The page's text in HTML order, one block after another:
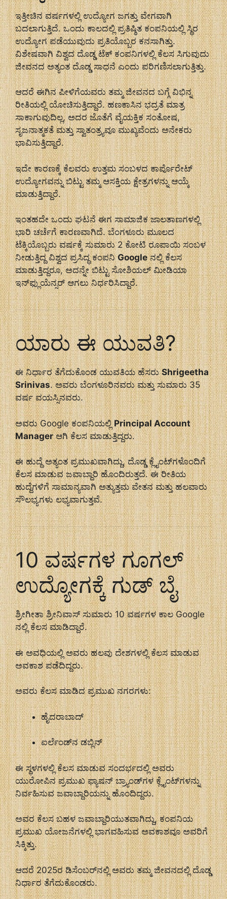
ಇತ್ತೀಚಿನ ವರ್ಷಗಳಲ್ಲಿ ಉದ್ಯೋಗ ಜಗತ್ತು ವೇಗವಾಗಿ
ಬದಲಾಗುತ್ತಿದೆ. ಒಂದು ಕಾಲದಲ್ಲಿ ಪ್ರತಿಷ್ಠಿತ ಕಂಪನಿಯಲ್ಲಿ ಸ್ಥಿರ
ಉದ್ಯೋಗ ಪಡೆಯುವುದು ಪ್ರತಿಯೊಬ್ಬರ ಕನಸಾಗಿತ್ತು.
ವಿಶೇಷವಾಗಿ ವಿಶ್ವದ ದೊಡ್ಡ ಟೆಕ್ ಕಂಪನಿಗಳಲ್ಲಿ ಕೆಲಸ ಸಿಗುವುದು
ಜೀವನದ ಅತ್ಯಂತ ದೊಡ್ಡ ಸಾಧನೆ ಎಂದು ಪರಿಗಣಿಸಲಾಗುತ್ತಿತ್ತು.
ಆದರೆ ಈಗಿನ ಪೀಳಿಗೆಯವರು ತಮ್ಮ ಜೀವನದ ಬಗ್ಗೆ ವಿಭಿನ್ನ
ರೀತಿಯಲ್ಲಿ ಯೋಚಿಸುತ್ತಿದ್ದಾರೆ. ಹಣಕಾಸಿನ ಭದ್ರತೆ ಮಾತ್ರ
ಸಾಕಾಗುವುದಿಲ್ಲ, ಅದರ ಜೊತೆಗೆ ವೈಯಕ್ತಿಕ ಸಂತೋಷ,
ಸೃಜನಾತ್ಮಕತೆ ಮತ್ತು ಸ್ವಾತಂತ್ರ್ಯವೂ ಮುಖ್ಯವೆಂದು ಅನೇಕರು
ಭಾವಿಸುತ್ತಿದ್ದಾರೆ.
ಇದೇ ಕಾರಣಕ್ಕೆ ಕೆಲವರು ಉತ್ತಮ ಸಂಬಳದ ಕಾರ್ಪೊರೇಟ್
ಉದ್ಯೋಗವನ್ನು ಬಿಟ್ಟು ತಮ್ಮ ಆಸಕ್ತಿಯ ಕ್ಷೇತ್ರಗಳನ್ನು ಆಯ್ಕೆ
ಮಾಡುತ್ತಿದ್ದಾರೆ.
ಇಂತಹದೇ ಒಂದು ಘಟನೆ ಈಗ ಸಾಮಾಜಿಕ ಜಾಲತಾಣಗಳಲ್ಲಿ
ಭಾರಿ ಚರ್ಚೆಗೆ ಕಾರಣವಾಗಿದೆ. ಬೆಂಗಳೂರು ಮೂಲದ
ಟೆಕ್ಕಿಯೊಬ್ಬರು ವರ್ಷಕ್ಕೆ ಸುಮಾರು 2 ಕೋಟಿ ರೂಪಾಯಿ ಸಂಬಳ
ನೀಡುತ್ತಿದ್ದ ವಿಶ್ವದ ಪ್ರಸಿದ್ಧ ಕಂಪನಿGoogleನಲ್ಲಿ ಕೆಲಸ
ಮಾಡುತ್ತಿದ್ದರೂ, ಅದನ್ನೇ ಬಿಟ್ಟು ಸೋಶಿಯಲ್ ಮೀಡಿಯಾ
ಇನ್‌ಫ್ಲುಯೆನ್ಸರ್ ಆಗಲು ನಿರ್ಧರಿಸಿದ್ದಾರೆ.
ಯಾರು ಈ ಯುವತಿ?
ಈ ನಿರ್ಧಾರ ತೆಗೆದುಕೊಂಡ ಯುವತಿಯ ಹೆಸರುShrigeetha
Srinivas. ಅವರು ಬೆಂಗಳೂರಿನವರು ಮತ್ತು ಸುಮಾರು 35
ವರ್ಷ ವಯಸ್ಸಿನವರು.
ಅವರು Google ಕಂಪನಿಯಲ್ಲಿPrincipal Account
Managerಆಗಿ ಕೆಲಸ ಮಾಡುತ್ತಿದ್ದರು.
ಈ ಹುದ್ದೆ ಅತ್ಯಂತ ಪ್ರಮುಖವಾಗಿದ್ದು, ದೊಡ್ಡ ಕ್ಲೈಂಟ್‌ಗಳೊಂದಿಗೆ
ಕೆಲಸ ಮಾಡುವ ಜವಾಬ್ದಾರಿ ಹೊಂದಿರುತ್ತದೆ. ಈ ರೀತಿಯ
ಹುದ್ದೆಗಳಿಗೆ ಸಾಮಾನ್ಯವಾಗಿ ಅತ್ಯುತ್ತಮ ವೇತನ ಮತ್ತು ಹಲವಾರು
ಸೌಲಭ್ಯಗಳು ಲಭ್ಯವಾಗುತ್ತವೆ.
10 ವರ್ಷಗಳ ಗೂಗಲ್
ಉದ್ಯೋಗಕ್ಕೆ ಗುಡ್ ಬೈ
ಶ್ರೀಗೀತಾ ಶ್ರೀನಿವಾಸ್ ಸುಮಾರು 10 ವರ್ಷಗಳ ಕಾಲ Google
ನಲ್ಲಿ ಕೆಲಸ ಮಾಡಿದ್ದಾರೆ.
ಈ ಅವಧಿಯಲ್ಲಿ ಅವರು ಹಲವು ದೇಶಗಳಲ್ಲಿ ಕೆಲಸ ಮಾಡುವ
ಅವಕಾಶ ಪಡೆದಿದ್ದರು.
ಅವರು ಕೆಲಸ ಮಾಡಿದ ಪ್ರಮುಖ ನಗರಗಳು:
ಹೈದರಾಬಾದ್
ಐರ್ಲೆಂಡ್‌ನ ಡಬ್ಲಿನ್
ಈ ಸ್ಥಳಗಳಲ್ಲಿ ಕೆಲಸ ಮಾಡುವ ಸಂದರ್ಭದಲ್ಲಿ ಅವರು
ಯುರೋಪಿನ ಪ್ರಮುಖ ಫ್ಯಾಷನ್ ಬ್ರ್ಯಾಂಡ್‌ಗಳ ಕ್ಲೈಂಟ್‌ಗಳನ್ನು
ನಿರ್ವಹಿಸುವ ಜವಾಬ್ದಾರಿಯನ್ನು ಹೊಂದಿದ್ದರು.
ಅವರ ಕೆಲಸ ಬಹಳ ಜವಾಬ್ದಾರಿಯುತವಾಗಿದ್ದು, ಕಂಪನಿಯ
ಪ್ರಮುಖ ಯೋಜನೆಗಳಲ್ಲಿ ಭಾಗವಹಿಸುವ ಅವಕಾಶವೂ ಅವರಿಗೆ
ಸಿಕ್ಕಿತ್ತು.
ಆದರೆ 2025ರ ಡಿಸೆಂಬರ್‌ನಲ್ಲಿ ಅವರು ತಮ್ಮ ಜೀವನದಲ್ಲಿ ದೊಡ್ಡ
ನಿರ್ಧಾರ ತೆಗೆದುಕೊಂಡರು.